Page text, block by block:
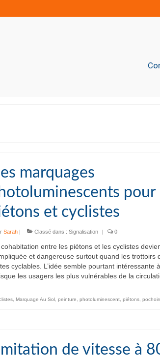
marquages
pour
et cyclistes
Sarah| Classé dans : Signalisation | 0
cohabitation entre les piétons et les cyclistes
et dangereuse surtout quand les trottoirs
cyclables. L’idée semble pourtant intéressante
les usagers les plus vulnérables de la
, Marquage Au Sol, peinture photoluminescent, piétons,
de vitesse à